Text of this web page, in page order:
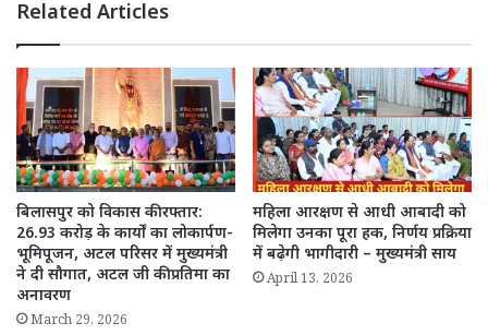
Related Articles
बिलासपुर को विकास की रफ्तार:
26.93 करोड़ के कार्यों का लोकार्पण-
भूमिपूजन, अटल परिसर में मुख्यमंत्री
ने दी सौगात, अटल जी की प्रतिमा का
अनावरण
March 29, 2026
महिला आरक्षण से आधी आबादी को
मिलेगा उनका पूरा हक, निर्णय प्रक्रिया
में बढ़ेगी भागीदारी – मुख्यमंत्री साय
April 13, 2026